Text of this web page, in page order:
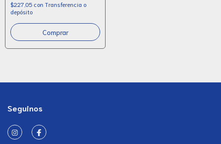
$227,05 con Transferencia o
depósito
Seguinos